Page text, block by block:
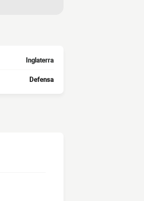
Inglaterra
Defensa